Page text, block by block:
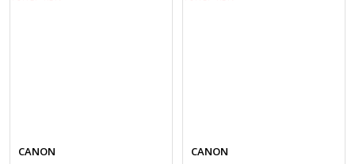
CANON
CANON